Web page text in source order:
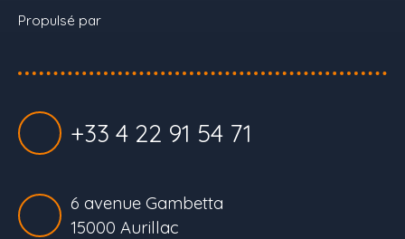
Propulsé par
+33 4 22 91 54 71
6 avenue Gambetta
15000 Aurillac